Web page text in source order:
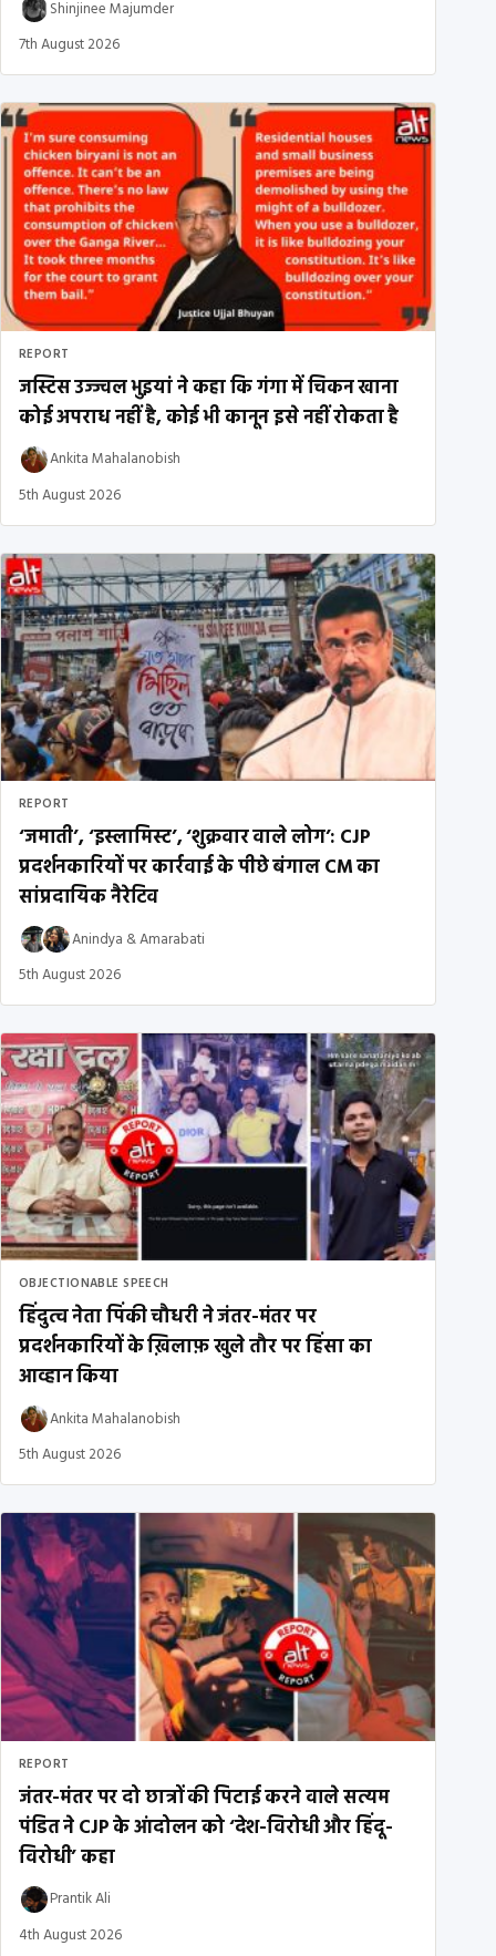
Shinjinee Majumder
7th August 2026
REPORT
जस्टिस उज्ज्वल भुइयां ने कहा कि गंगा में चिकन खाना
कोई अपराध नहीं है, कोई भी कानून इसे नहीं रोकता है
Ankita Mahalanobish
5th August 2026
REPORT
‘जमाती’, ‘इस्लामिस्ट’, ‘शुक्रवार वाले लोग’: CJP
प्रदर्शनकारियों पर कार्रवाई के पीछे बंगाल CM का
सांप्रदायिक नैरेटिव
Anindya &Amarabati
5th August 2026
OBJECTIONABLE SPEECH
हिंदुत्व नेता पिंकी चौधरी ने जंतर-मंतर पर
प्रदर्शनकारियों के ख़िलाफ़ खुले तौर पर हिंसा का
आव्हान किया
Ankita Mahalanobish
5th August 2026
REPORT
जंतर-मंतर पर दो छात्रों की पिटाई करने वाले सत्यम
पंडित ने CJP के आंदोलन को ‘देश-विरोधी और हिंदू-
विरोधी’ कहा
Prantik Ali
4th August 2026